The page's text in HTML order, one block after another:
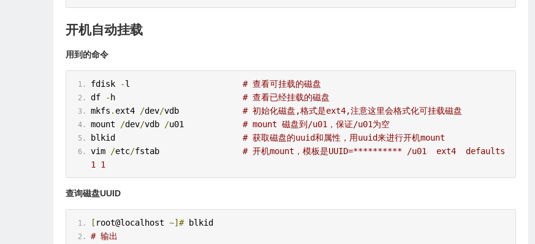
开机自动挂载
用到的命令
fdisk -l # 查看可挂载的磁盘
df
- h # 查看已经挂载的磁盘
mkfs . ext4 /dev/vdb # 初始化磁盘,格式是ext4,注意这里会格式化可挂载磁盘
mount
/dev/vdb /u01 # mount 磁盘到/u01，保证/u01为空
blkid # 获取磁盘的uuid和属性，用uuid来进行开机mount
vim
/etc/fstab # 开机mount，模板是UUID=********** /u01  ext4  defaults
1 1
查询磁盘UUID
[ root@localhost ~]# blkid
# 输出